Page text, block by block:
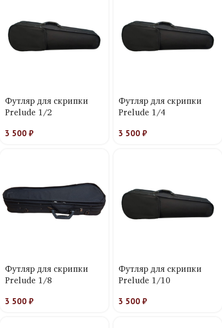
Футляр для скрипки
Prelude 1/2
3 500₽
Футляр для скрипки
Prelude 1/4
3 500₽
Футляр для скрипки
Prelude 1/8
3 500₽
Футляр для скрипки
Prelude 1/10
3 500₽